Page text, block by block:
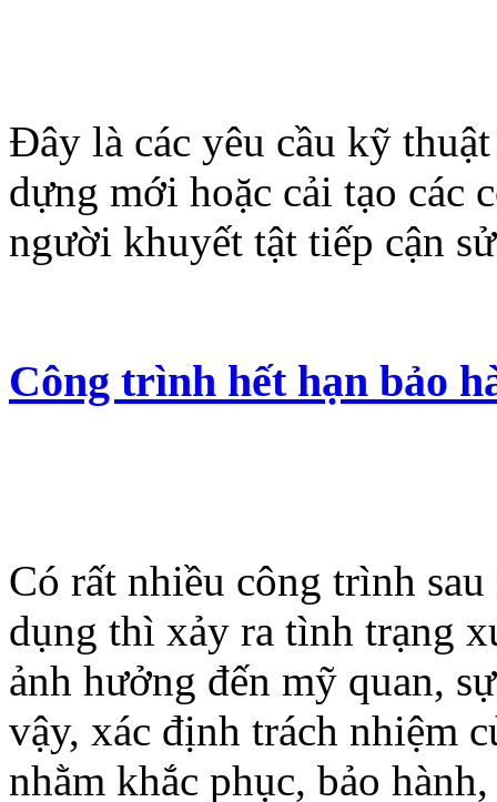
Đây là các yêu cầu kỹ
dựng mới hoặc cải tạo các
người khuyết tật tiếp cận
Công trình hết hạn bảo
Có rất nhiều công trình
dụng thì xảy ra tình trạng
ảnh hưởng đến mỹ quan,
vậy, xác định trách nhiệm
nhằm khắc phục, bảo